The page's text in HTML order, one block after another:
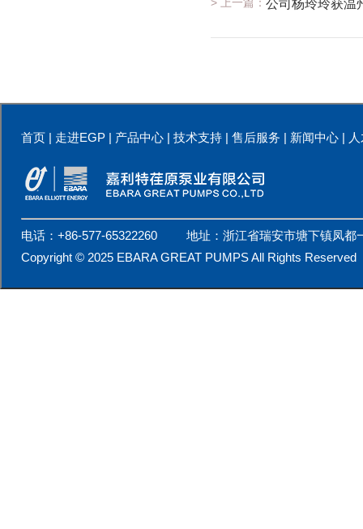
公司杨玲玲获温
首页 | 走进EGP | 产品中心 | 技术支持 | 售后服务 | 新闻中心 |
电话：+86-577-65322260 地址：浙江省瑞安市塘下镇凤都
Copyright © 2025 EBARA GREAT PUMPS All Rights